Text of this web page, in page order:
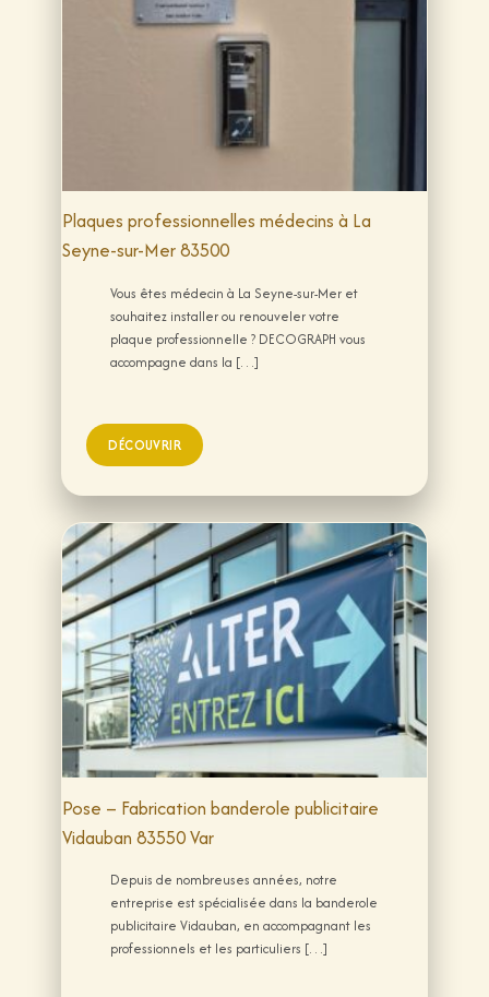
Plaques professionnelles médecins à La
Seyne-sur-Mer 83500
Vous êtes médecin à La Seyne-sur-Mer et
souhaitez installer ou renouveler votre
plaque professionnelle ? DECOGRAPH vous
accompagne dans la […]
Pose – Fabrication banderole publicitaire
Vidauban 83550 Var
Depuis de nombreuses années, notre
entreprise est spécialisée dans la banderole
publicitaire Vidauban, en accompagnant les
professionnels et les particuliers […]